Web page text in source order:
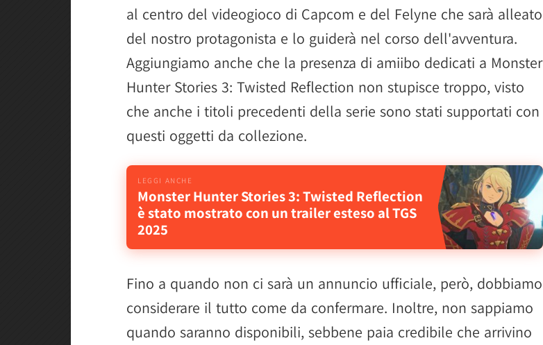
al centro del videogioco di Capcom e del Felyne che sarà alleato
del nostro protagonista e lo guiderà nel corso dell'avventura.
Aggiungiamo anche che la presenza di amiibo dedicati a Monster
Hunter Stories 3: Twisted Reflection non stupisce troppo, visto
che anche i titoli precedenti della serie sono stati supportati con
questi oggetti da collezione.
Monster Hunter Stories 3: Twisted Reflection
è stato mostrato con un trailer esteso al TGS
2025
Fino a quando non ci sarà un annuncio ufficiale, però, dobbiamo
considerare il tutto come da confermare. Inoltre, non sappiamo
quando saranno disponibili, sebbene paia credibile che arrivino